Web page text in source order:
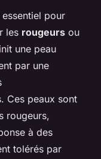
essentiel pour
les rougeurs ou
une peau
par une
Ces peaux sont
rougeurs,
à des
tolérés par